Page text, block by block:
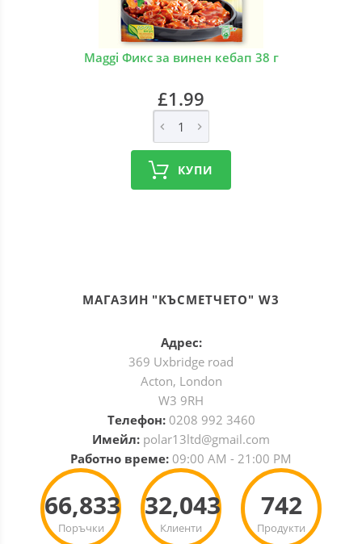
Maggi Фикс за винен кебап 38 г
£1.99
КУПИ
МАГАЗИН "КЪСМЕТЧЕТО" W3
Адрес:
369 Uxbridge road
Acton, London
W3 9RH
Телефон: 0208 992 3460
Имейл: polar13ltd@gmail.com
Работно време: 09:00 AM - 21:00 PM
Поръчки
66,833
Клиенти
32,043
Продукти
742